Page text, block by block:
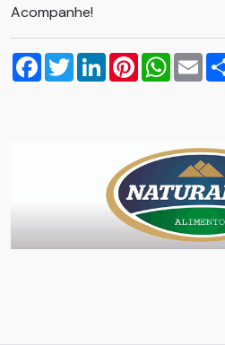
Acompanhe!
Facebook
TwitterLinkedInPinterest